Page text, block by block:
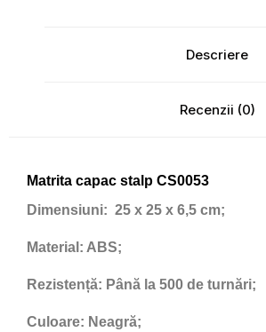
Descriere
Recenzii (0)
Matrita capac stalp CS0053
Dimensiuni: 25 x 25 x 6,5 cm;
Material: ABS;
Rezistență: Până la 500 de turnări;
Culoare: Neagră;